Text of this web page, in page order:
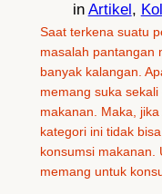
in Artikel ,
Saat terkena suatu
masalah pantangan
banyak kalangan.
memang suka
makanan. Maka,
kategori ini tidak
konsumsi makanan.
memang untuk